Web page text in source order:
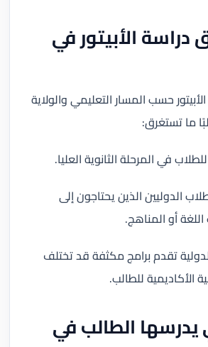
الأبيتور في
حسب المسار التعليمي والولاية
ما تستغرق:
للطلاب الدوليين الذين يحتاجون إلى
أو المناهج.
تقدم برامج مكثفة قد تختلف
الأكاديمية للطالب.
يدرسها الطالب في